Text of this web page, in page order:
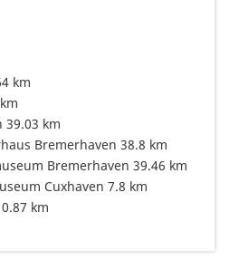
km
39.03 km
Bremerhaven 38.8 km
Bremerhaven 39.46 km
Cuxhaven 7.8 km
km